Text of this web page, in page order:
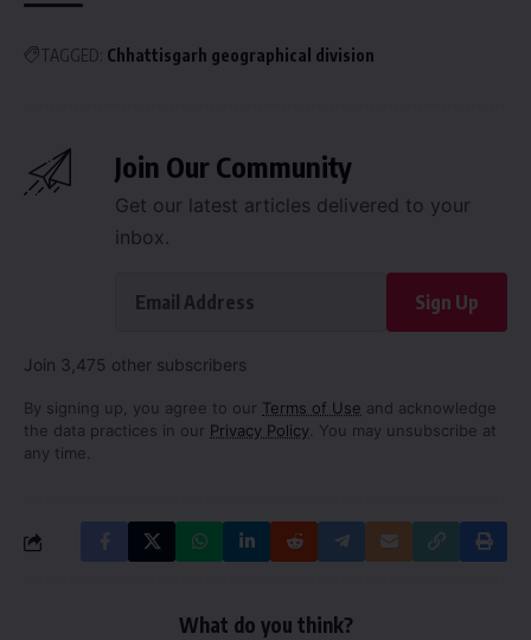
TAGGED: Chhattisgarh geographical division
Join Our Community
Get our latest articles delivered to your
inbox.
Sign Up
Join 3,475 other subscribers
By signing up, you agree to our Terms of Use and acknowledge
the data practices in our Privacy Policy. You may unsubscribe at
any time.
What do you think?